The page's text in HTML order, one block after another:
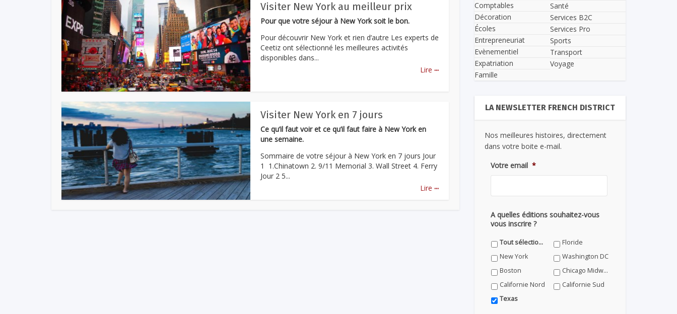
Visiter New York au meilleur prix
Pour que votre séjour à New York soit le bon.
Pour découvrir New York et rien d’autre Les experts de
Ceetiz ont sélectionné les meilleures activités
disponibles dans...
Lire ...
Visiter New York en 7 jours
Ce qu’il faut voir et ce qu’il faut faire à New York en
une semaine.
Sommaire de votre séjour à New York en 7 jours Jour
1 1.Chinatown 2. 9/11 Memorial 3. Wall Street 4. Ferry
Jour 2 5...
Lire ...
Comptables
Décoration
Écoles
Entrepreneuriat
Evènementiel
Expatriation
Famille
Santé
Services B2C
Services Pro
Sports
Transport
Voyage
LA NEWSLETTER FRENCH DISTRICT
Nos meilleures histoires, directement
dans votre boite e-mail.
Votre email *
A quelles éditions souhaitez-vous
vous inscrire ?
Tout sélectionner
Floride
New York
Washington DC
Boston
Chicago Midwest
Californie Nord
Californie Sud
Texas